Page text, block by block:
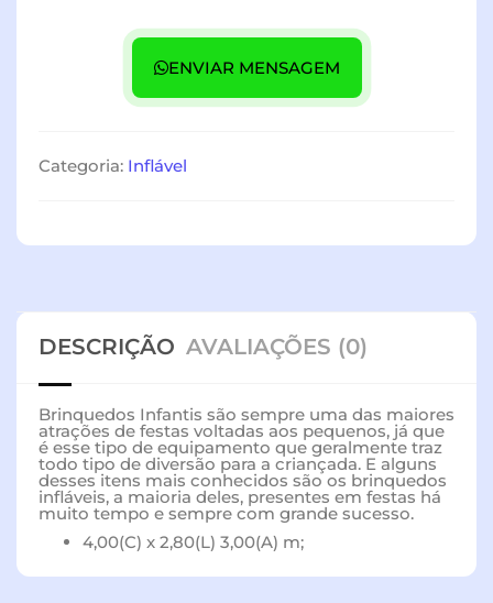
ENVIAR MENSAGEM
Categoria: Inflável
DESCRIÇÃO AVALIAÇÕES (0)
Brinquedos Infantis são sempre uma das maiores
atrações de festas voltadas aos pequenos, já que
é esse tipo de equipamento que geralmente traz
todo tipo de diversão para a criançada. E alguns
desses itens mais conhecidos são os brinquedos
infláveis, a maioria deles, presentes em festas há
muito tempo e sempre com grande sucesso.
4,00(C) x 2,80(L) 3,00(A) m;